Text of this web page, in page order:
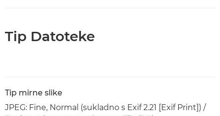
Tip Datoteke
Tip mirne slike
JPEG: Fine, Normal (sukladno s Exif 2.21 [Exif Print]) /